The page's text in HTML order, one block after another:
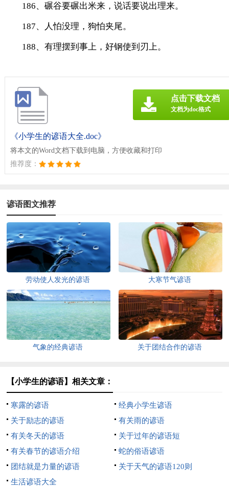
186、碾谷要碾出米来，说话要说出理来。
187、人怕没理，狗怕夹尾。
188、有理摆到事上，好钢使到刃上。
《小学生的谚语大全.doc》
将本文的Word文档下载到电脑，方便收藏和打印
推荐度：
点击下载文档
文档为doc格式
谚语图文推荐
劳动使人发光的谚语 大寒节气谚语
气象的经典谚语 关于团结合作的谚语
【小学生的谚语】相关文章：
寒露的谚语
经典小学生谚语
关于励志的谚语
有关雨的谚语
有关冬天的谚语
关于过年的谚语短
有关春节的谚语介绍
蛇的俗语谚语
团结就是力量的谚语
关于天气的谚语120则
生活谚语大全